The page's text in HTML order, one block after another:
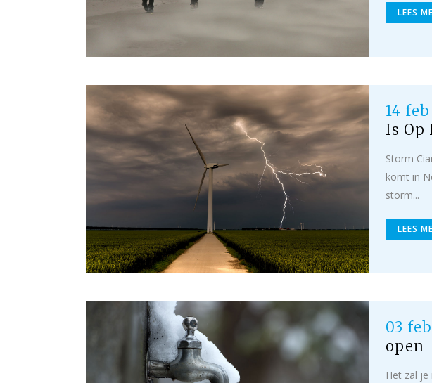
LEES
14 feb
Is Op
Storm
komt in
storm...
LEES
03 feb
open
Het zal